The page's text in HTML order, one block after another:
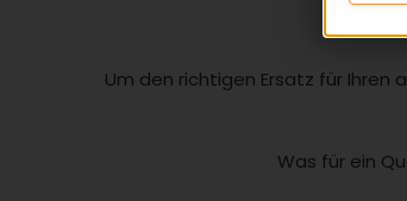
Um den richtigen Ersatz für Ihren
Was für ein